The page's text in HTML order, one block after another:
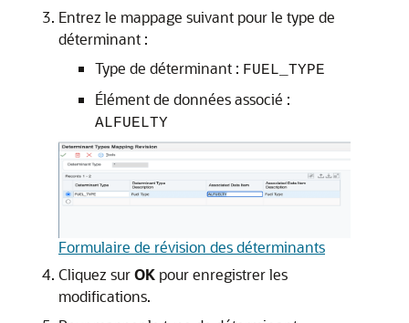
Entrez le mappage suivant pour le type de
déterminant :
Type de déterminant : FUEL_TYPE
Élément de données associé :
ALFUELTY
Formulaire de révision des déterminants
Cliquez surOK pour enregistrer les
modifications.